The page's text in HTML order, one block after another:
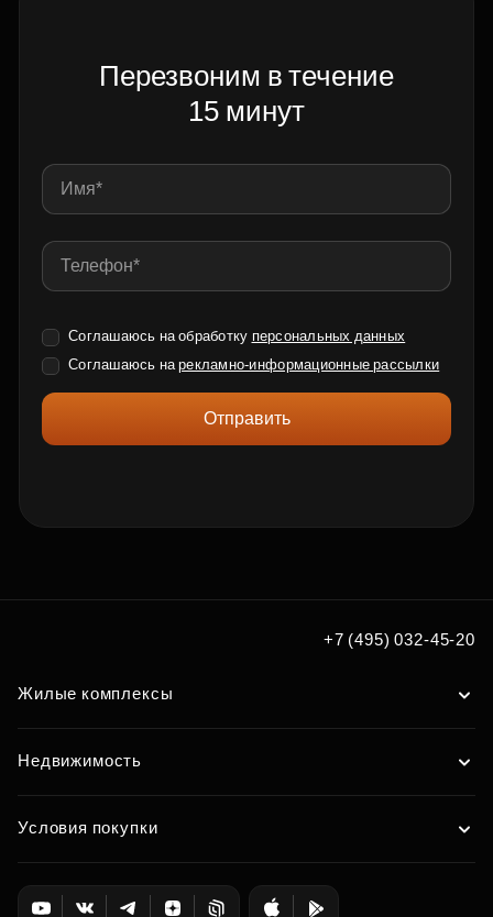
Перезвоним в течение
15 минут
Соглашаюсь на обработку персональных данных
Соглашаюсь нарекламно-информационные рассылки
Отправить
+7 (495) 032-45-20
Жилые комплексы
Недвижимость
Условия покупки